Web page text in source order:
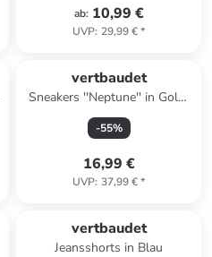
ab: 10,99 €
UVP: 29,99 €*
vertbaudet
Sneakers ''Neptune'' in Gold/
Weiß
-55%
16,99 €
UVP: 37,99 €*
vertbaudet
Jeansshorts in Blau